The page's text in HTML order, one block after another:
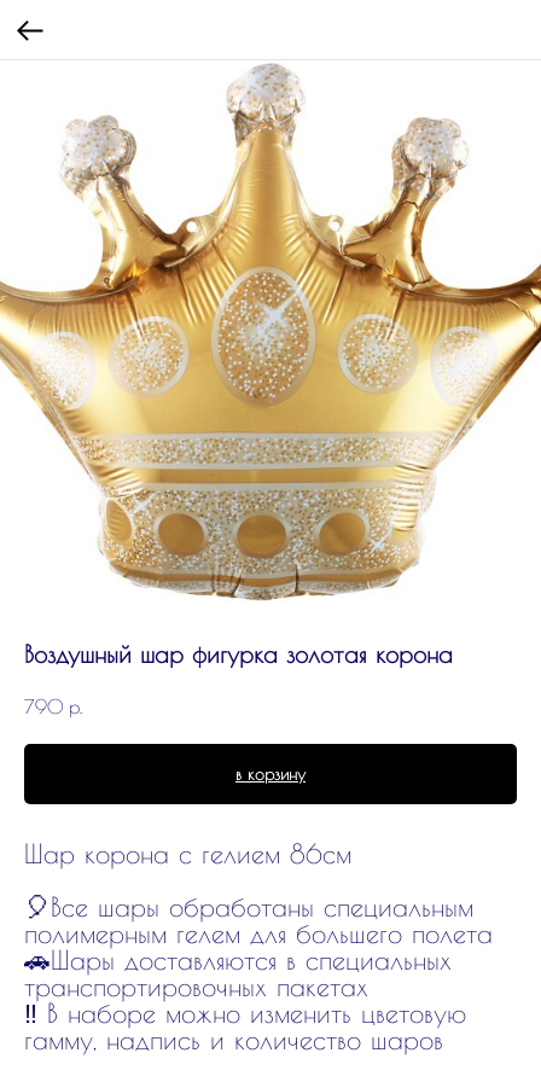
Воздушный шар фигурка золотая корона
790 р.
в корзину
Шар корона с гелием 86см
🎈Все шары обработаны специальным
полимерным гелем для большего полета
🚗Шары доставляются в специальных
транспортировочных пакетах
‼️ В наборе можно изменить цветовую
гамму, надпись и количество шаров